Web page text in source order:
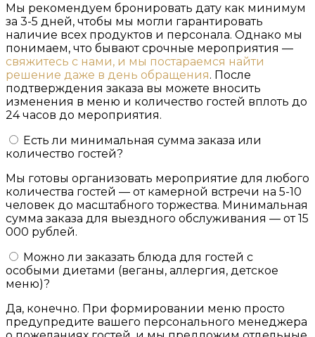
Мы рекомендуем бронировать дату как минимум
за 3-5 дней, чтобы мы могли гарантировать
наличие всех продуктов и персонала. Однако мы
понимаем, что бывают срочные мероприятия —
свяжитесь с нами, и мы постараемся найти
решение даже в день обращения. После
подтверждения заказа вы можете вносить
изменения в меню и количество гостей вплоть до
24 часов до мероприятия.
Есть ли минимальная сумма заказа или
количество гостей?
Мы готовы организовать мероприятие для любого
количества гостей — от камерной встречи на 5-10
человек до масштабного торжества. Минимальная
сумма заказа для выездного обслуживания — от 15
000 рублей.
Можно ли заказать блюда для гостей с
особыми диетами (веганы, аллергия, детское
меню)?
Да, конечно. При формировании меню просто
предупредите вашего персонального менеджера